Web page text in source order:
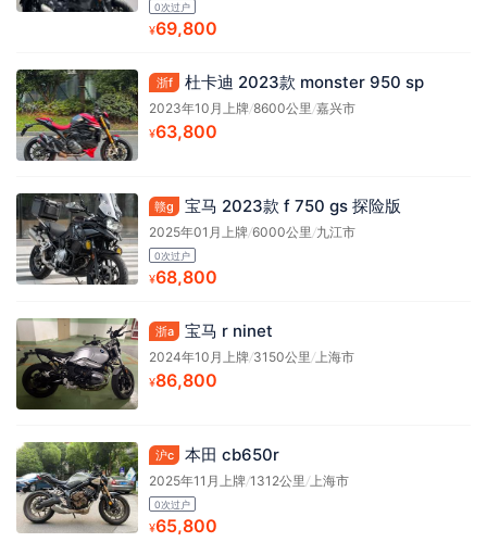
0次过户
¥69,800
浙f 杜卡迪 2023款 monster 950 sp
2023年10月上牌/8600公里/嘉兴市
¥63,800
赣g 宝马 2023款 f 750 gs 探险版
2025年01月上牌/6000公里/九江市
0次过户
¥68,800
浙a 宝马 r ninet
2024年10月上牌/3150公里 /上海市
¥86,800
沪c 本田 cb650r
2025年11月上牌/1312公里 /上海市
0次过户
¥65,800